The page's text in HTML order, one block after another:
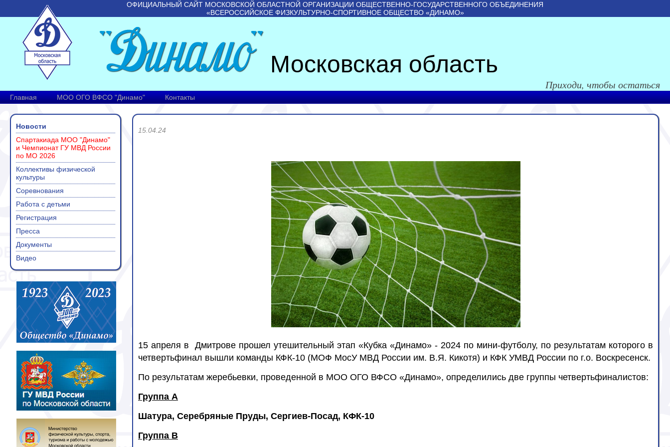
ОФИЦИАЛЬНЫЙ САЙТ МОСКОВСКОЙ ОБЛАСТНОЙ ОРГАНИЗАЦИИ ОБЩЕСТВЕННО-ГОСУДАРСТВЕННОГО ОБЪЕДИНЕНИЯ
«ВСЕРОССИЙСКОЕ ФИЗКУЛЬТУРНО-СПОРТИВНОЕ ОБЩЕСТВО «ДИНАМО»
Московская область
Приходи, чтобы остаться
Главная МОО ОГО ВФСО "Динамо" Контакты
Новости
Спартакиада МОО "Динамо"
и Чемпионат ГУ МВД России
по МО 2026
Коллективы физической
культуры
Соревнования
Работа с детьми
Регистрация
Пресса
Документы
Видео
15.04.24
15 апреля в Дмитрове прошел утешительный этап «Кубка «Динамо» - 2024 по мини-футболу, по результатам которого в
четвертьфинал вышли команды КФК-10 (МОФ МосУ МВД России им. В.Я. Кикотя) и КФК УМВД России по г.о. Воскресенск.
По результатам жеребьевки, проведенной в МОО ОГО ВФСО «Динамо», определились две группы четвертьфиналистов:
Группа А
Шатура, Серебряные Пруды, Сергиев-Посад, КФК-10
Группа В